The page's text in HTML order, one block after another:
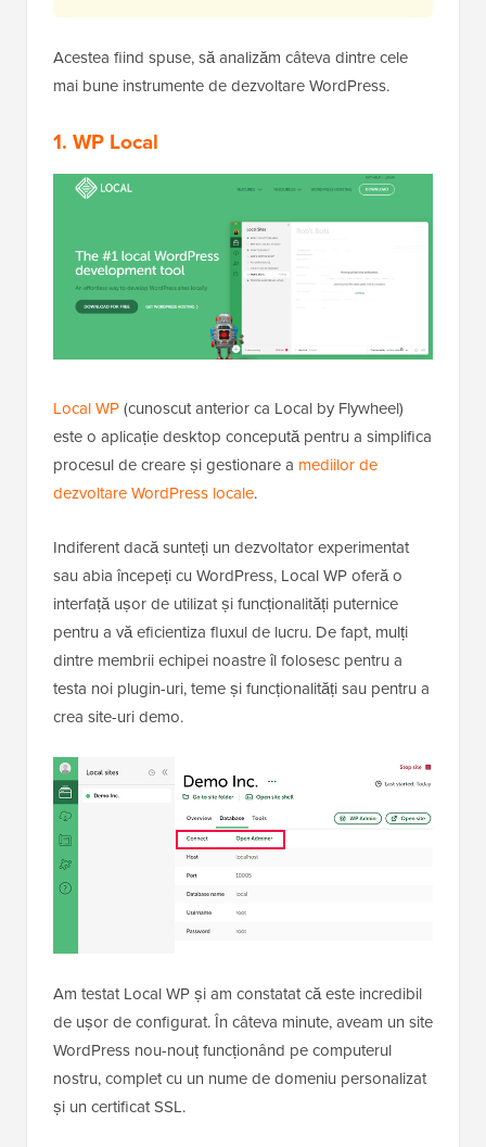
Acestea fiind spuse, să analizăm câteva dintre cele
mai bune instrumente de dezvoltare WordPress.
1. WP Local
Local WP(cunoscut anterior ca Local by Flywheel)
este o aplicație desktop concepută pentru a simplifica
procesul de creare și gestionare a mediilor de
dezvoltare WordPress locale.
Indiferent dacă sunteți un dezvoltator experimentat
sau abia începeți cu WordPress, Local WP oferă o
interfață ușor de utilizat și funcționalități puternice
pentru a vă eficientiza fluxul de lucru. De fapt, mulți
dintre membrii echipei noastre îl folosesc pentru a
testa noi plugin-uri, teme și funcționalități sau pentru a
crea site-uri demo.
Am testat Local WP și am constatat că este incredibil
de ușor de configurat. În câteva minute, aveam un site
WordPress nou-nouț funcționând pe computerul
nostru, complet cu un nume de domeniu personalizat
și un certificat SSL.